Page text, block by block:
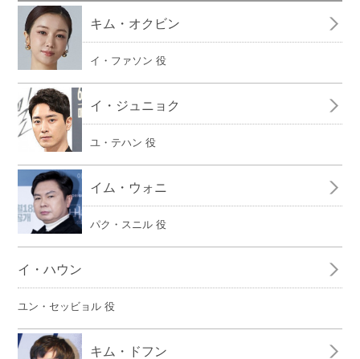
キム・オクビン
イ・ファソン 役
イ・ジュニョク
ユ・テハン 役
イム・ウォニ
パク・スニル 役
イ・ハウン
ユン・セッビョル 役
キム・ドフン